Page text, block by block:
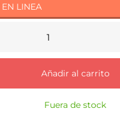
LINEA
Añadir al carrito
Fuera de stock